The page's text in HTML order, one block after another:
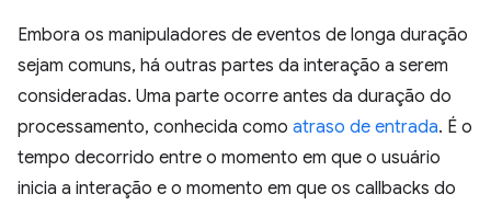
Embora os manipuladores de eventos de longa duração
sejam comuns, há outras partes da interação a serem
consideradas. Uma parte ocorre antes da duração do
processamento, conhecida como atraso de entrada. É o
tempo decorrido entre o momento em que o usuário
inicia a interação e o momento em que os callbacks do